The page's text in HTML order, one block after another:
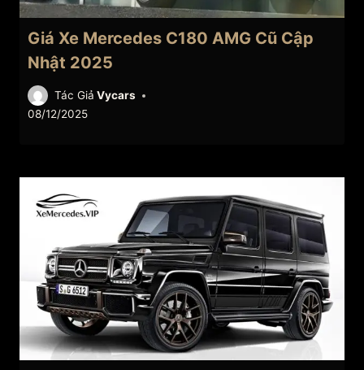
Giá Xe Mercedes C180 AMG Cũ Cập
Nhật 2025
Tác Giả Vycars
08/12/2025